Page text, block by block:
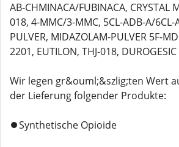
AB-CHMINACA/FUBINACA, CRYSTAL
018, 4-MMC/3-MMC, 5CL-ADB-A/6CL-
PULVER, MIDAZOLAM-PULVER 5F-
2201, EUTILON, THJ-018,
Wir legen gr&ouml;&szlig;ten Wert
der Lieferung folgender Produkte:
⏺️Synthetische Opioide